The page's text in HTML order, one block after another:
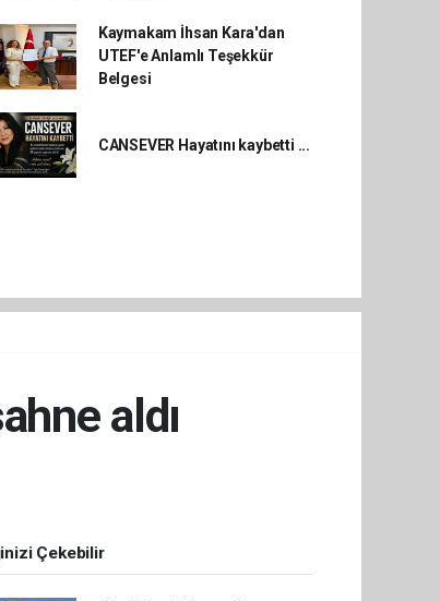
Kaymakam İhsan Kara'dan
UTEF'e Anlamlı Teşekkür
Belgesi
CANSEVER Hayatını kaybetti ...
aldı
Çekebilir